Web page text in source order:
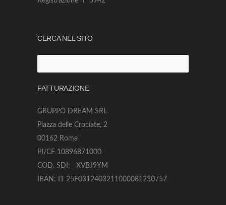
CERCA NEL SITO
per:
FATTURAZIONE
GRUPPO DREAM SRL
Piazza delle Crociate, 2
00162 Roma
PI/CF 10896871000
COD. SDI: XVBJ9YM
IBAN: IT 25F0312403211000081230757